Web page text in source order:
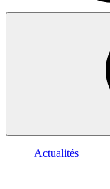
Actualités